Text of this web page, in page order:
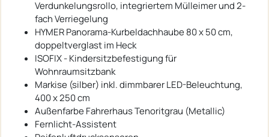
Verdunkelungsrollo, integriertem Mülleimer und 2-
fach Verriegelung
HYMER Panorama-Kurbeldachhaube 80 x 50 cm,
doppeltverglast im Heck
ISOFIX - Kindersitzbefestigung für
Wohnraumsitzbank
Markise (silber) inkl. dimmbarer LED-Beleuchtung,
400 x 250 cm
Außenfarbe Fahrerhaus Tenoritgrau (Metallic)
Fernlicht-Assistent